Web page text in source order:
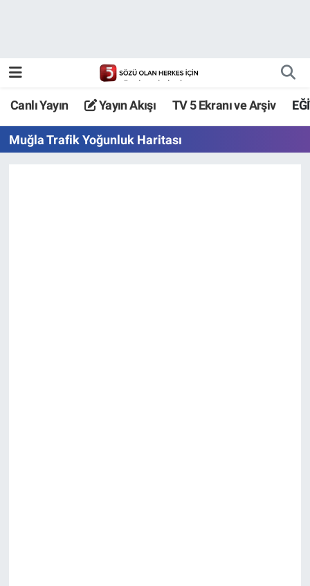
Canlı Yayın Yayın Akışı TV 5 Ekranı ve Arşiv
Muğla Trafik Yoğunluk Haritası
TV 5 Ekranı ve Arşiv